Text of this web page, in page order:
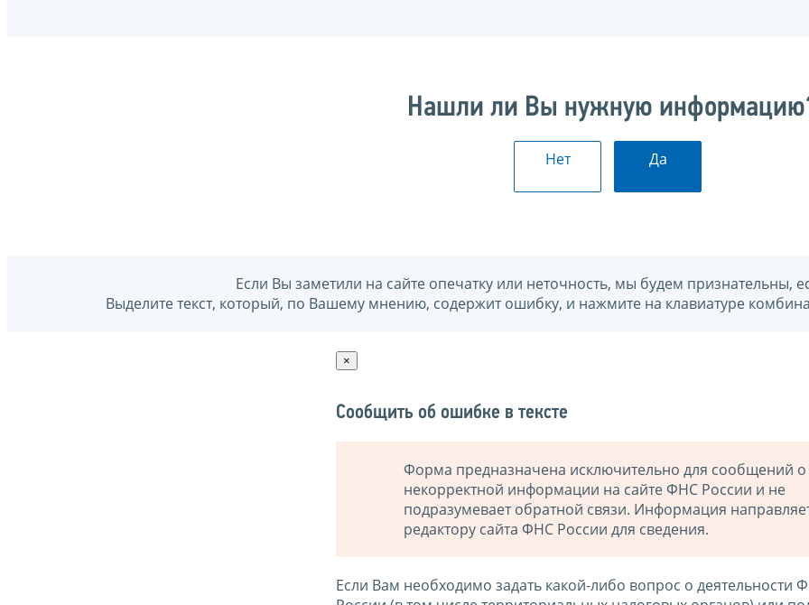
Нашли ли Вы нужную
Нет Да
Если Вы заметили на сайте опечатку или неточность, мы будем признательны,
Выделите текст, который, по Вашему мнению, содержит ошибку, и нажмите на клавиатуре
×
Сообщить об ошибке в тексте
Форма предназначена исключительно для сообщений о
некорректной информации на сайте ФНС России и не
подразумевает обратной связи. Информация
редактору сайта ФНС России для сведения.
Если Вам необходимо задать какой-либо вопрос о деятельности